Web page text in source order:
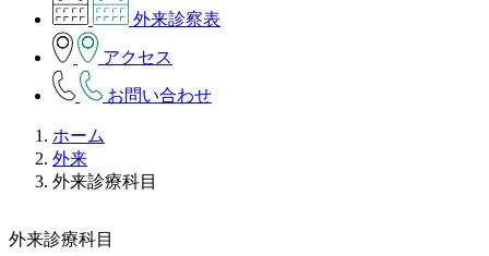
外来診察表
アクセス
お問い合わせ
ホーム
外来
外来診療科目
外来診療科目